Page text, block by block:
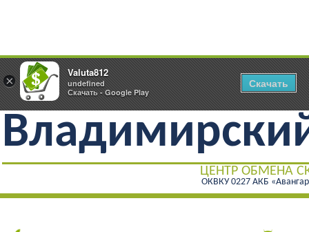
325-66-06, 325-66-07
Режим работы:Круглосуточно Select Language ▼
ЦЕНТР ОБМЕНА
ОКВКУ 0227 АКБ
×
Valuta812
undefined
Скачать - Google Play
Скачать